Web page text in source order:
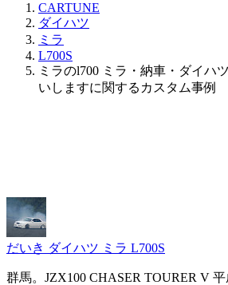
CARTUNE
ダイハツ
ミラ
L700S
ミラのl700 ミラ・納車・ダイハ
いしますに関するカスタム事例
だいき ダイハツ ミラ L700S
群馬。JZX100 CHASER TOURER V